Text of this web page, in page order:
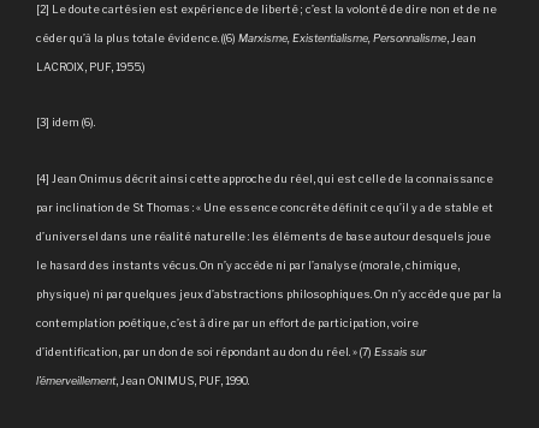
[2] Le doute cartésien est expérience de liberté ; c’est la volonté de dire non et de ne
céder qu’à la plus totale évidence. ((6) Marxisme, Existentialisme, Personnalisme , Jean
LACROIX, PUF, 1955.)
[3] idem (6).
[4] Jean Onimus décrit ainsi cette approche du réel, qui est celle de la connaissance
par inclination de St Thomas : « Une essence concrète définit ce qu’il y a de stable et
d’universel dans une réalité naturelle : les éléments de base autour desquels joue
le hasard des instants vécus. On n’y accède ni par l’analyse (morale, chimique,
physique) ni par quelques jeux d’abstractions philosophiques. On n’y accède que par la
contemplation poétique, c’est à dire par un effort de participation, voire
d’identification, par un don de soi répondant au don du réel. » (7) Essais sur
l’émerveillement, Jean ONIMUS, PUF, 1990.